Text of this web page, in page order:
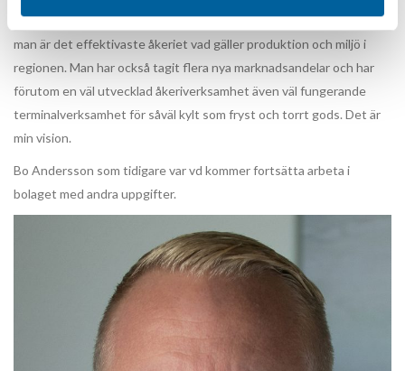
Anderssons då Göteborgs kvalitetssäkraste åkeri samtidigt som
man är det effektivaste åkeriet vad gäller produktion och miljö i
regionen. Man har också tagit flera nya marknadsandelar och har
förutom en väl utvecklad åkeriverksamhet även väl fungerande
terminalverksamhet för såväl kylt som fryst och torrt gods. Det är
min vision.
Bo Andersson som tidigare var vd kommer fortsätta arbeta i
bolaget med andra uppgifter.